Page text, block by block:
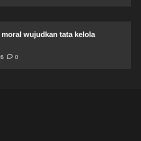
wujudkan tata kelola
0